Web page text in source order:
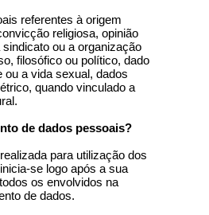
referentes à origem
religiosa, opinião
ou a organização
filosófico ou político, dado
ou a vida sexual, dados
quando vinculado a
de dados pessoais?
para utilização dos
se logo após a sua
os envolvidos na
de dados.